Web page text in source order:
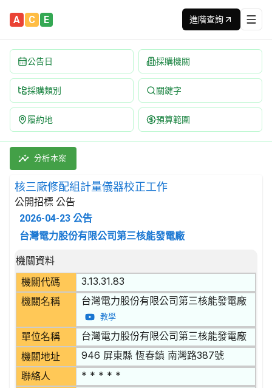
A C E 進階查詢
公告日 採購機關
採購類別 關鍵字
履約地 預算範圍
核三廠修配組計量儀器校正工作 招標公告 | 案號：
採購類別：勞務類 附帶於金屬產品、機械及設備維修之服
分析本案
核三廠修配組計量儀器校正工作
公開招標 公告
2026-04-23 公告
台灣電力股份有限公司第三核能發電廠
招標公告詳細內容
機關資料
機關代碼
3.13.31.83
機關名稱 台灣電力股份有限公司第三核能發電廠
教學
單位名稱 台灣電力股份有限公司第三核能發電廠
機關地址 946 屏東縣 恆春鎮 南灣路387號
聯絡人 * * * * *